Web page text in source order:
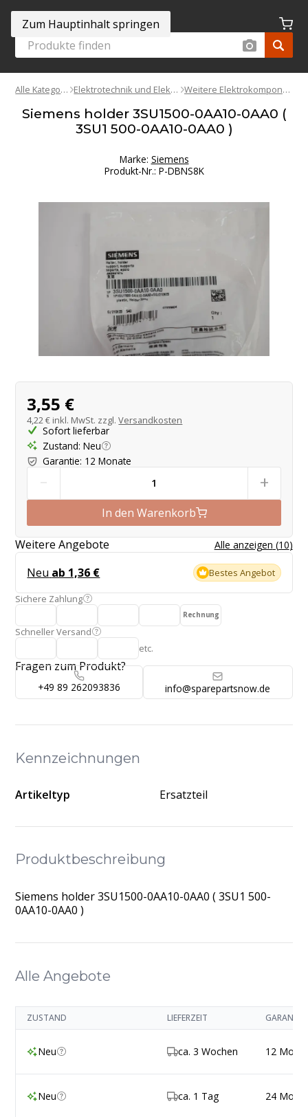
Zum Hauptinhalt springen
Alle Kategorien Elektrotechnik und Elektronik Weitere Elektrokomponenten
Siemens holder 3SU1500-0AA10-0AA0 (
3SU1 500-0AA10-0AA0 )
Marke: Siemens
Produkt-Nr.: P-DBNS8K
Produktbeschreibung
Siemens holder 3SU1500-0AA10-0AA0 ( 3SU1 500-
0AA10-0AA0 )
Produktangebot
3,55 €
4,22 € inkl. MwSt. zzgl.Versandkosten
Sofort lieferbar
Zustand: Neu
Garantie: 12 Monate
- +
In den Warenkorb
Weitere Angebote Alle anzeigen (10)
Bestes Angebot
Neu ab 1,36 €
Sichere Zahlung
Rechnung
Schneller Versand
etc.
Fragen zum Produkt?
+49 89 262093836 info@sparepartsnow.de
Kennzeichnungen
Artikeltyp Ersatzteil
Alle Angebote
ZUSTAND LIEFERZEIT GARANTIE
Neu ca. 3 Wochen 12
Neu ca. 1 Tag 24